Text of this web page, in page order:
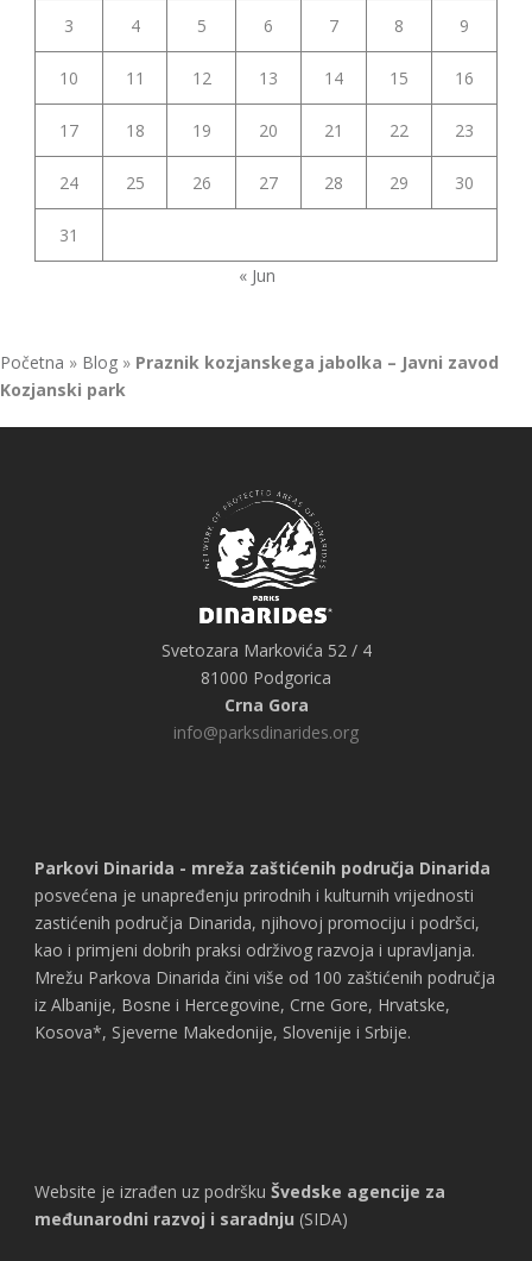
3 4 5 6 7 8 9
10 11 12 13 14 15 16
17 18 19 20 21 22 23
24 25 26 27 28 29 30
31
« Jun
Početna » Blog » Praznik kozjanskega jabolka – Javni zavod
Kozjanski park
Svetozara Markovića 52 / 4
81000 Podgorica
Crna Gora
info@parksdinarides.org
Parkovi Dinarida - mreža zaštićenih područja Dinarida
posvećena je unapređenju prirodnih i kulturnih vrijednosti
zastićenih područja Dinarida, njihovoj promociju i podršci,
kao i primjeni dobrih praksi održivog razvoja i upravljanja.
Mrežu Parkova Dinarida čini više od 100 zaštićenih područja
iz Albanije, Bosne i Hercegovine, Crne Gore, Hrvatske,
Kosova*, Sjeverne Makedonije, Slovenije i Srbije.
Website je izrađen uz podršku Švedske agencije za
međunarodni razvoj i saradnju (SIDA)